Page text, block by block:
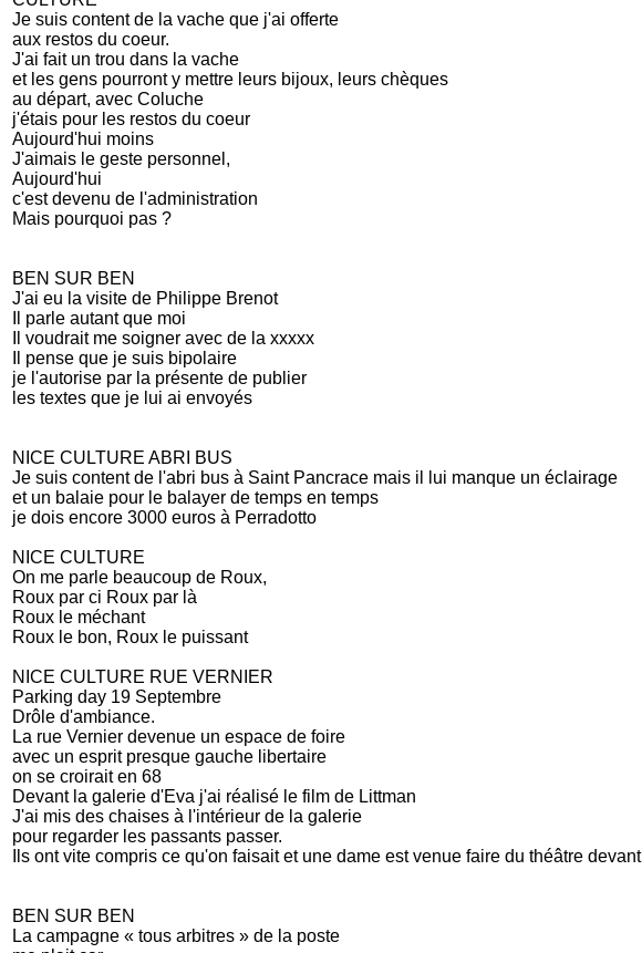
Je suis content de la vache que j'ai offerte
aux restos du coeur.
J'ai fait un trou dans la vache
et les gens pourront y mettre leurs bijoux, leurs chèques
au départ, avec Coluche
j'étais pour les restos du coeur
Aujourd'hui moins
J'aimais le geste personnel,
Aujourd'hui
c'est devenu de l'administration
Mais pourquoi pas ?
BEN SUR BEN
J'ai eu la visite de Philippe Brenot
Il parle autant que moi
Il voudrait me soigner avec de la xxxxx
Il pense que je suis bipolaire
je l'autorise par la présente de publier
les textes que je lui ai envoyés
NICE CULTURE ABRI BUS
Je suis content de l'abri bus à Saint Pancrace mais il lui manque un éclairage
et un balaie pour le balayer de temps en temps
je dois encore 3000 euros à Perradotto
NICE CULTURE
On me parle beaucoup de Roux,
Roux par ci Roux par là
Roux le méchant
Roux le bon, Roux le puissant
NICE CULTURE RUE VERNIER
Parking day 19 Septembre
Drôle d'ambiance.
La rue Vernier devenue un espace de foire
avec un esprit presque gauche libertaire
on se croirait en 68
Devant la galerie d'Eva j'ai réalisé le film de Littman
J'ai mis des chaises à l'intérieur de la galerie
pour regarder les passants passer.
Ils ont vite compris ce qu'on faisait et une dame est venue faire du théâtre devant
BEN SUR BEN
La campagne « tous arbitres » de la poste